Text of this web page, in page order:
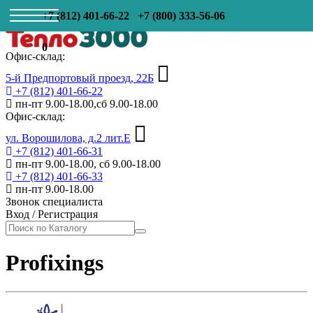
+7 (812) 401-66-22 +7 (800) 333-56-06
0
Офис-склад:
5-й Предпортовый проезд, 22Б
+7 (812) 401-66-22
пн-пт 9.00-18.00,сб 9.00-18.00
Офис-склад:
ул. Ворошилова, д.2 лит.Е
+7 (812) 401-66-31
пн-пт 9.00-18.00, сб 9.00-18.00
+7 (812) 401-66-33
пн-пт 9.00-18.00
Звонок специалиста
Вход /Регистрация
Profixings